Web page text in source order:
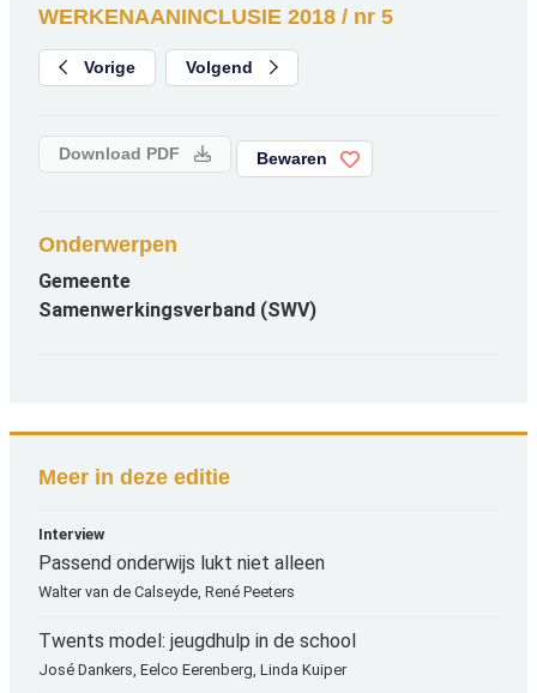
WERKENAANINCLUSIE 2018 / nr 5
Vorige Volgend
Download PDF Bewaren
Onderwerpen
Gemeente
Samenwerkingsverband (SWV)
Meer in deze editie
Interview
Passend onderwijs lukt niet alleen
Walter van de Calseyde, René Peeters
Twents model: jeugdhulp in de school
José Dankers, Eelco Eerenberg, Linda Kuiper